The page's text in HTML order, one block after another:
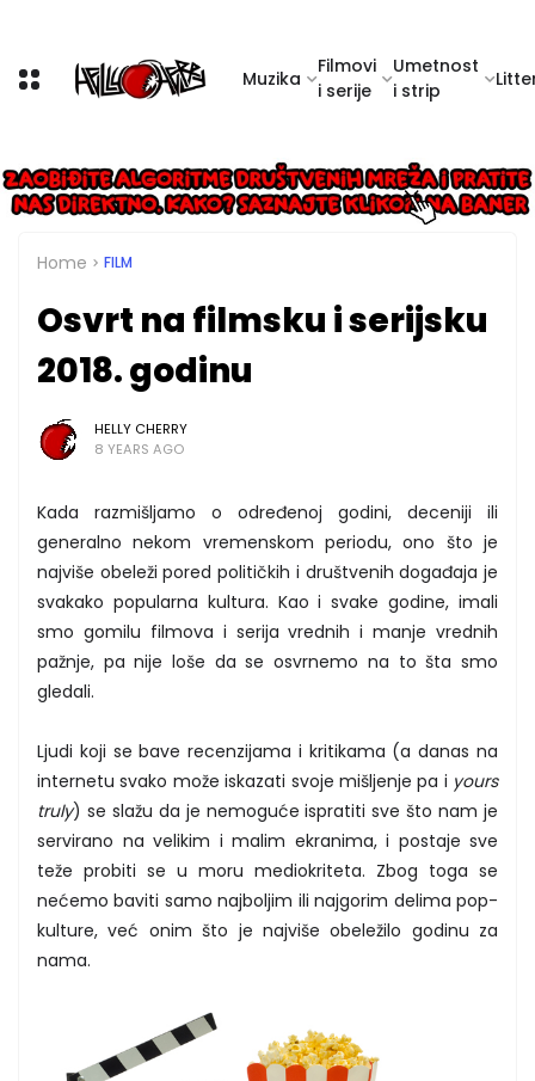
Muzika
Filmovi
i serije
Umetnost
i strip
Home FILM
Osvrt na filmsku i serijsku
2018. godinu
HELLY CHERRY
8 YEARS AGO
Kada razmišljamo o određenoj godini, deceniji ili
generalno nekom vremenskom periodu, ono što je
najviše obeleži pored političkih i društvenih događaja je
svakako popularna kultura. Kao i svake godine, imali
smo gomilu filmova i serija vrednih i manje vrednih
pažnje, pa nije loše da se osvrnemo na to šta smo
gledali.
Ljudi koji se bave recenzijama i kritikama (a danas na
internetu svako može iskazati svoje mišljenje pa i yours
truly) se slažu da je nemoguće ispratiti sve što nam je
servirano na velikim i malim ekranima, i postaje sve
teže probiti se u moru mediokriteta. Zbog toga se
nećemo baviti samo najboljim ili najgorim delima pop-
kulture, već onim što je najviše obeležilo godinu za
nama.